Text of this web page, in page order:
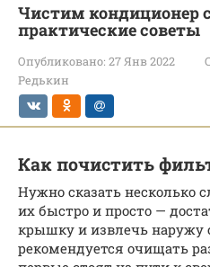
Чистим кондиционер
практические советы
Опубликовано: 27 Янв 2022
Редькин
Как почистить
Нужно сказать несколько
их быстро и просто —
крышку и извлечь наружу
рекомендуется очищать